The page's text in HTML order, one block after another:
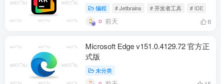
编程 # Jetbrains # 开发者工具 # IDE
前天 6
Microsoft Edge v151.0.4129.72 官方正
式版
未分类